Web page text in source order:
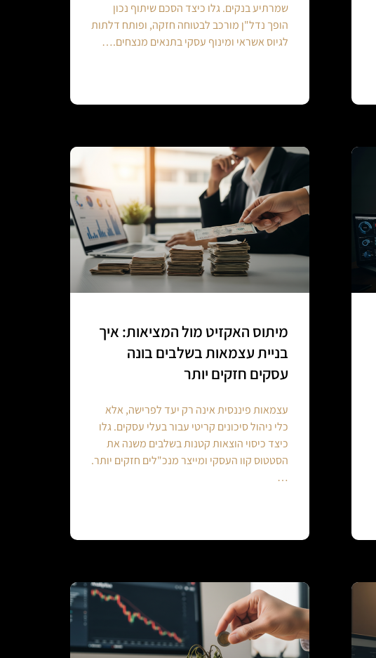
שמרתיע בנקים. גלו כיצד הסכם שיתוף נכון
הופך נדל"ן מורכב לבטוחה חזקה, ופותח דלתות
לגיוס אשראי ומינוף עסקי בתנאים מנצחים.…
מיתוס האקזיט מול המציאות: איך
בניית עצמאות בשלבים בונה
עסקים חזקים יותר
עצמאות פיננסית אינה רק יעד לפרישה, אלא
כלי ניהול סיכונים קריטי עבור בעלי עסקים. גלו
כיצד כיסוי הוצאות קטנות בשלבים משנה את
הסטטוס קוו העסקי ומייצר מנכ"לים חזקים יותר.
…